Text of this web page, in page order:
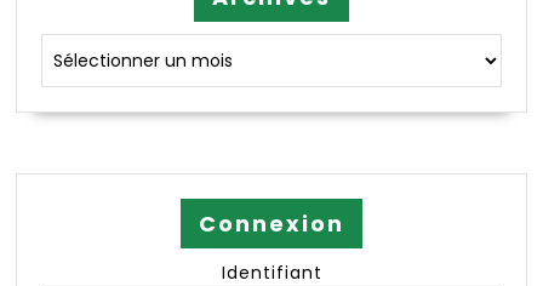
Connexion
Identifiant